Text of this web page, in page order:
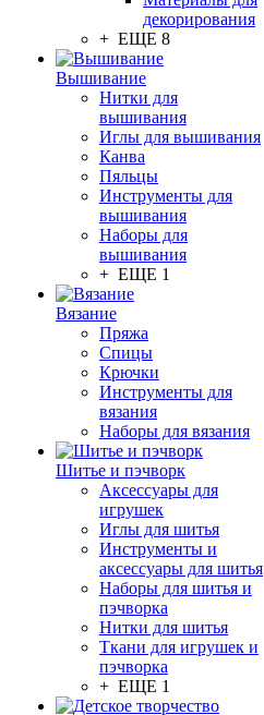
декорирования
+ ЕЩЕ 8
Вышивание
Нитки для
вышивания
Иглы для вышивания
Канва
Пяльцы
Инструменты для
вышивания
Наборы для
вышивания
+ ЕЩЕ 1
Вязание
Пряжа
Спицы
Крючки
Инструменты для
вязания
Наборы для вязания
Шитье и пэчворк
Аксессуары для
игрушек
Иглы для шитья
Инструменты и
аксессуары для шитья
Наборы для шитья и
пэчворка
Нитки для шитья
Ткани для игрушек и
пэчворка
+ ЕЩЕ 1